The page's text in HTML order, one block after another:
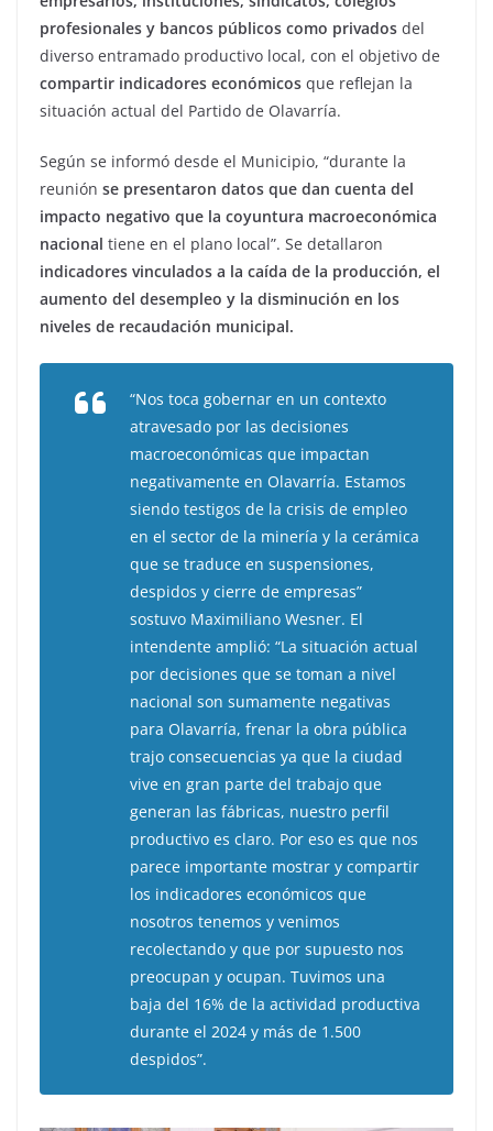
profesionales y bancos públicos como privados del
diverso entramado productivo local, con el objetivo de
compartir indicadores económicos que reflejan la
situación actual del Partido de Olavarría.
Según se informó desde el Municipio, “durante la
reunión se presentaron datos que dan cuenta del
impacto negativo que la coyuntura macroeconómica
nacional tiene en el plano local”. Se detallaron
indicadores vinculados a la caída de la producción, el
aumento del desempleo y la disminución en los
niveles de recaudación municipal.
“Nos toca gobernar en un contexto
atravesado por las decisiones
macroeconómicas que impactan
negativamente en Olavarría. Estamos
siendo testigos de la crisis de empleo
en el sector de la minería y la cerámica
que se traduce en suspensiones,
despidos y cierre de empresas”
sostuvo Maximiliano Wesner. El
intendente amplió: “La situación actual
por decisiones que se toman a nivel
nacional son sumamente negativas
para Olavarría, frenar la obra pública
trajo consecuencias ya que la ciudad
vive en gran parte del trabajo que
generan las fábricas, nuestro perfil
productivo es claro. Por eso es que nos
parece importante mostrar y compartir
los indicadores económicos que
nosotros tenemos y venimos
recolectando y que por supuesto nos
preocupan y ocupan. Tuvimos una
baja del 16% de la actividad productiva
durante el 2024 y más de 1.500
despidos”.